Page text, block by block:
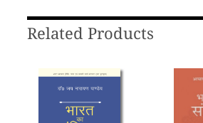
Related Products